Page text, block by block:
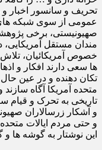
تحریف و سانسور اخبار و
عمومی از سوی شبکه
صهیونیستی، برخی
مندان مستقل آمریکایی،
خصوص آمریکائیان،
ها سعی دارند افکار و
تکان دهنده و در عین
متحده آمریکا آگاه
تاریخی به تحرک و قیام
و آشکار زرسالاران
و حتی مردم ایالات
این نوشتار به گوشه ها